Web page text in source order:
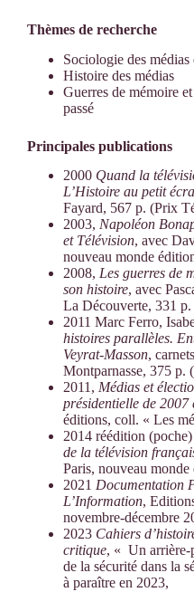
Thèmes de recherche
Sociologie des
Histoire des médias
Guerres de mémoire
passé
Principales publications
2000 Quand la
L’Histoire au petit
Fayard, 567 p. (Prix
2003, Napoléon
et Télévision, avec
nouveau monde
2008, Les guerres de
son histoire, avec
La Découverte, 331 p.
2011 Marc Ferro,
histoires parallèles.
Veyrat-Masson,
Montparnasse, 375 p.
2011, Médias et
présidentielle de 2007
éditions, coll. « Les
2014 réédition
de la télévision
Paris, nouveau monde
2021 Documentation
L’Information,
novembre-décembre
2023 Cahiers
critique, « Un arrière-
de la sécurité dans la
à paraître en 2023,